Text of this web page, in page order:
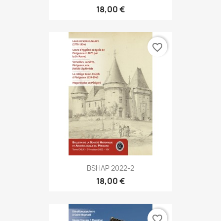
18,00 €
BSHAP 2022-2
18,00 €
favorite_border